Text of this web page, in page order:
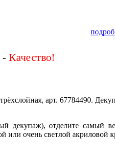
-
арт. 67784490.
декупаж), отделите
очень светлой акриловой